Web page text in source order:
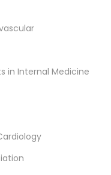
in Internal Medicine